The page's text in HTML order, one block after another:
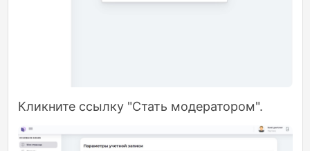
Кликните ссылку "Стать модератором".